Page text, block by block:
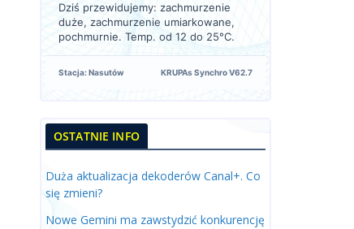
Dziś przewidujemy: zachmurzenie
duże, zachmurzenie umiarkowane,
pochmurnie. Temp. od 12 do 25°C.
Stacja: Nasutów KRUPAs Synchro V62.7
OSTATNIE INFO
Duża aktualizacja dekoderów Canal+. Co
się zmieni?
Nowe Gemini ma zawstydzić konkurencję